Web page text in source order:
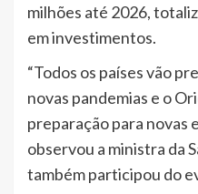
milhões até 2026,
em investimentos.
“Todos os países vão
novas pandemias e o
preparação para novas
observou a ministra da
também participou do